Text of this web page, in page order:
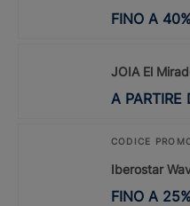
FINO A 40
JOIA El
A PARTIRE
CODICE
Iberostar
FINO A 25